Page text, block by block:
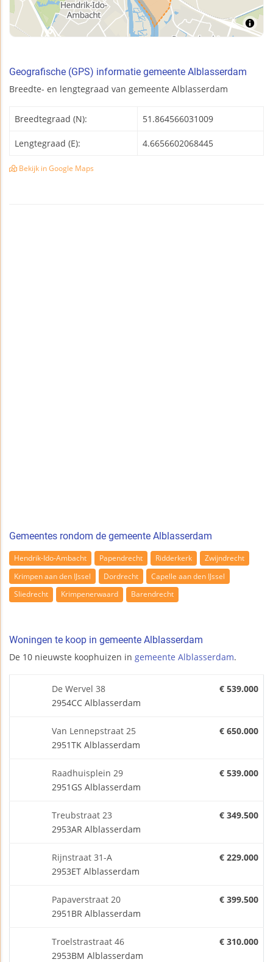
Geografische (GPS) informatie gemeente Alblasserdam
Breedte- en lengtegraad van gemeente Alblasserdam
Breedtegraad (N): 51.864566031009
Lengtegraad (E): 4.6656602068445
Bekijk in Google Maps
Gemeentes rondom de gemeente Alblasserdam
Hendrik-Ido-Ambacht Papendrecht Ridderkerk
Zwijndrecht
Krimpen aan den IJssel
Dordrecht
Capelle aan den IJssel
Sliedrecht
Krimpenerwaard Barendrecht
Woningen te koop in gemeente Alblasserdam
De 10 nieuwste koophuizen in gemeente Alblasserdam.
De Wervel 38
2954CC Alblasserdam
€ 539.000
Van Lennepstraat 25
2951TK Alblasserdam
€ 650.000
Raadhuisplein 29
2951GS Alblasserdam
€ 539.000
Treubstraat 23
2953AR Alblasserdam
€ 349.500
Rijnstraat 31-A
2953ET Alblasserdam
€ 229.000
Papaverstraat 20
2951BR Alblasserdam
€ 399.500
Troelstrastraat 46
2953BM Alblasserdam
€ 310.000